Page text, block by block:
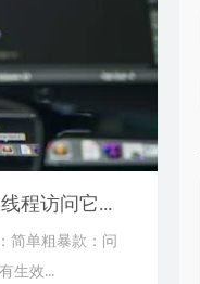
客官不可以
WinForm经典问题：线程间操作无效: 从不是创建控件的线程访问它（包括富文本组件使用）
简单粗暴款：问
生效...